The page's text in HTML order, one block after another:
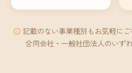
記載のない事業種別もお気軽に
合同会社・一般社団法人のいず